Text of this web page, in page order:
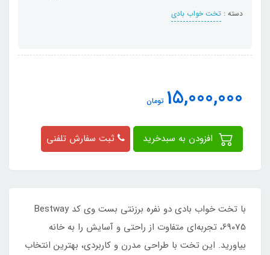
دسته : تخت خواب بادی
15,000,000 تومان
ثبت سفارش تلفنی
با تخت خواب بادی دو نفره برزنتی بست وی کد Bestway
69075، تجربه‌ای متفاوت از راحتی و آسایش را به خانه
بیاورید. این تخت با طراحی مدرن و کاربردی، بهترین انتخاب